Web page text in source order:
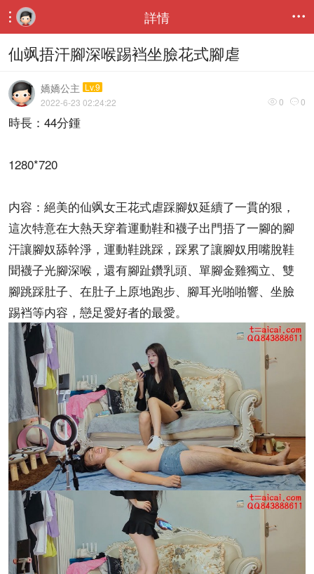
 詳情 
仙飒捂汗腳深喉踢裆坐臉花式腳虐
嬌嬌公主 Lv.9
 0  0
2022-6-23 02:24:22
時長：44分鍾
1280*720
内容：絕美的仙飒女王花式虐踩腳奴延續了一貫的狠，
這次特意在大熱天穿着運動鞋和襪子出門捂了一腳的腳
汗讓腳奴舔幹淨，運動鞋跳踩，踩累了讓腳奴用嘴脫鞋
聞襪子光腳深喉，還有腳趾鑽乳頭、單腳金雞獨立、雙
腳跳踩肚子、在肚子上原地跑步、腳耳光啪啪響、坐臉
踢裆等内容，戀足愛好者的最愛。